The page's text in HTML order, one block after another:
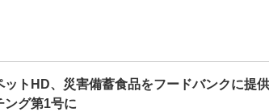
ットHD、災害備蓄食品をフードバンクに提
ング第1号に